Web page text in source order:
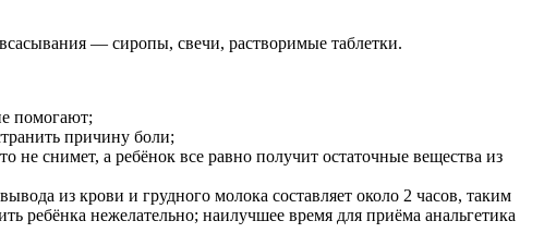
— сиропы, свечи, растворимые таблетки.
помогают;
причину боли;
снимет, а ребёнок все равно получит остаточные вещества из
из крови и грудного молока составляет около 2 часов, таким
ребёнка нежелательно; наилучшее время для приёма анальгетика